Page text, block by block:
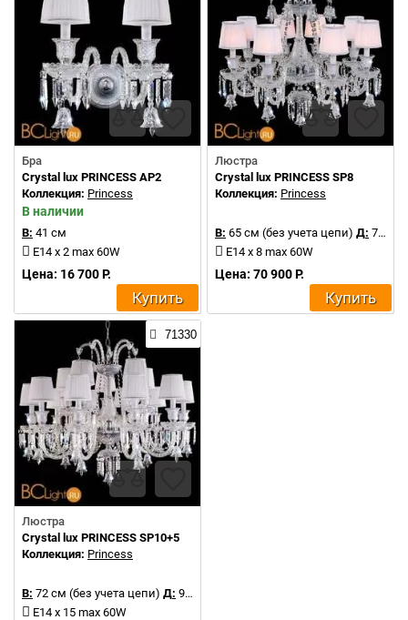
Бра
Crystal lux PRINCESS AP2
Коллекция: Princess
В наличии
В: 41 см
E14 x 2 max 60W
Цена: 16 700 Р.
Купить
Люстра
Crystal lux PRINCESS SP8
Коллекция: Princess
В: 65 см (без учета цепи) Д: 75 см
E14 x 8 max 60W
Цена: 70 900 Р.
Купить
71330
Люстра
Crystal lux PRINCESS SP10+5
Коллекция: Princess
В: 72 см (без учета цепи) Д: 90 см
E14 x 15 max 60W